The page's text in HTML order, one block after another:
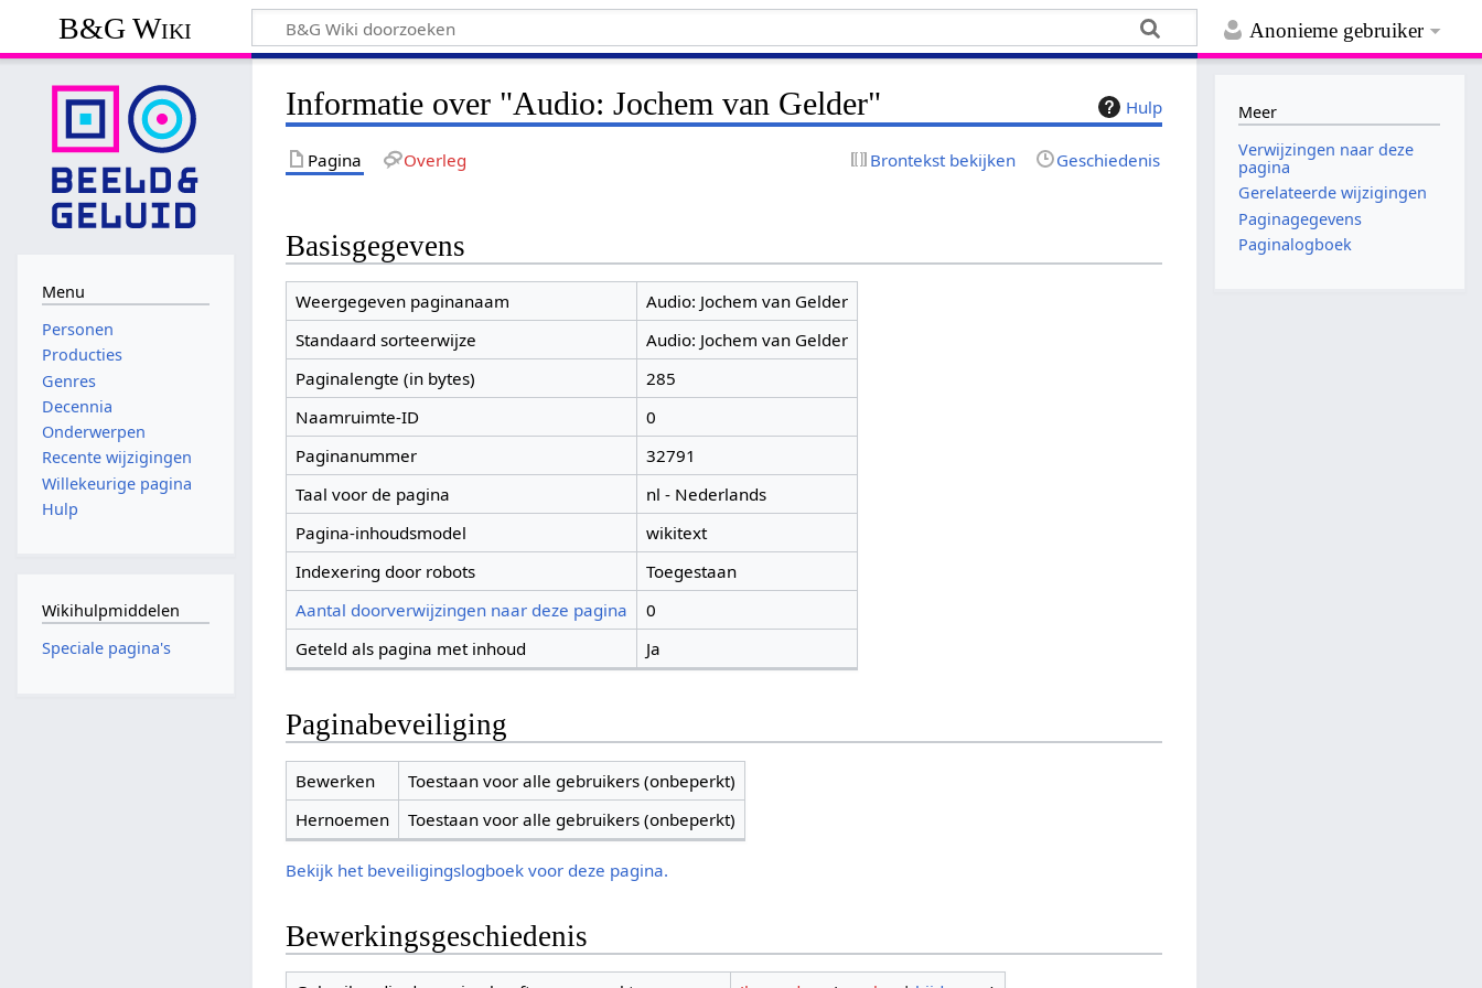
Anonieme gebruiker
B&G Wiki
Hulp
Informatie over "Audio: Jochem van Gelder"
Pagina Overleg Brontekst bekijken Geschiedenis
Basisgegevens
Weergegeven paginanaam
Audio: Jochem van Gelder
Standaard sorteerwijze
Audio: Jochem van Gelder
Paginalengte (in bytes)
285
Naamruimte-ID
0
Paginanummer
32791
Taal voor de pagina
nl - Nederlands
Pagina-inhoudsmodel
wikitext
Indexering door robots
Toegestaan
Aantal doorverwijzingen naar deze pagina
0
Geteld als pagina met inhoud
Ja
Paginabeveiliging
Bewerken
Toestaan voor alle gebruikers (onbeperkt)
Hernoemen
Toestaan voor alle gebruikers (onbeperkt)
Bekijk het beveiligingslogboek voor deze pagina.
Bewerkingsgeschiedenis
Menu
Personen
Producties
Genres
Decennia
Onderwerpen
Recente wijzigingen
Willekeurige pagina
Hulp
Wikihulpmiddelen
Speciale pagina's
Meer
Verwijzingen naar deze
pagina
Gerelateerde wijzigingen
Paginagegevens
Paginalogboek